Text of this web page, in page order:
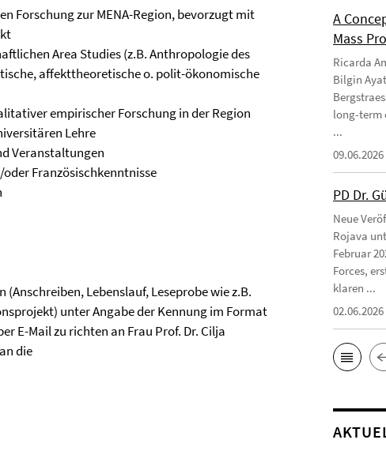
Forschung zur MENA-Region, bevorzugt mit
Area Studies (z.B. Anthropologie des
affekttheoretische o. polit-ökonomische
empirischer Forschung in der Region
Lehre
Veranstaltungen
oder Französischkenntnisse
Lebenslauf, Leseprobe wie z.B.
unter Angabe der Kennung im Format
E-Mail zu richten an Frau Prof. Dr. Cilja
die
A
Mass
Ricarda
Bilgin
long-term
...
09.06.2026
PD Dr.
Neue
Rojava
Februar
Forces,
klaren ...
02.06.2026